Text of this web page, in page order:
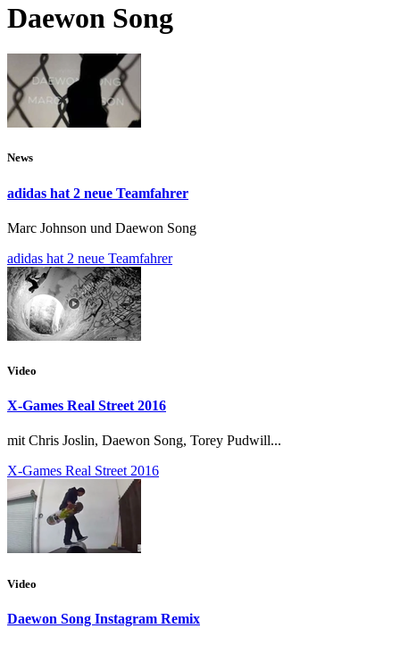
Daewon Song
News
adidas hat 2 neue Teamfahrer
Marc Johnson und Daewon Song
adidas hat 2 neue Teamfahrer
Video
X-Games Real Street 2016
mit Chris Joslin, Daewon Song, Torey Pudwill...
X-Games Real Street 2016
Video
Daewon Song Instagram Remix